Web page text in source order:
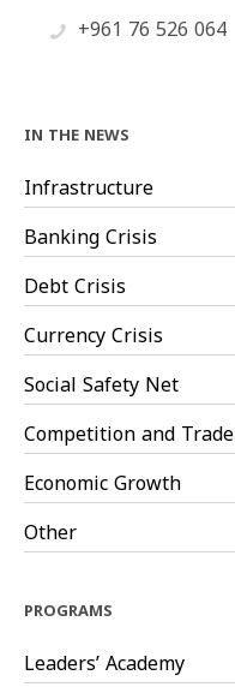
+961 76 526 064
IN THE NEWS
Infrastructure
Banking Crisis
Debt Crisis
Currency Crisis
Social Safety Net
Competition and Trade
Economic Growth
Other
PROGRAMS
Leaders’ Academy